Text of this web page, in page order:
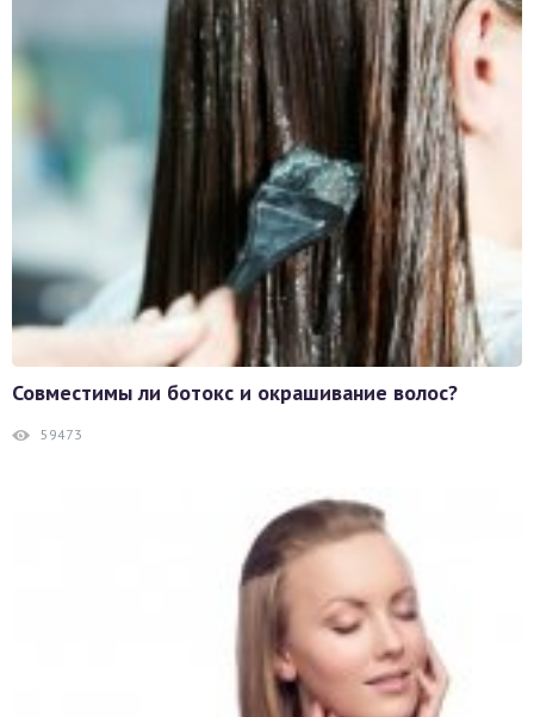
Совместимы ли ботокс и окрашивание волос?
59473